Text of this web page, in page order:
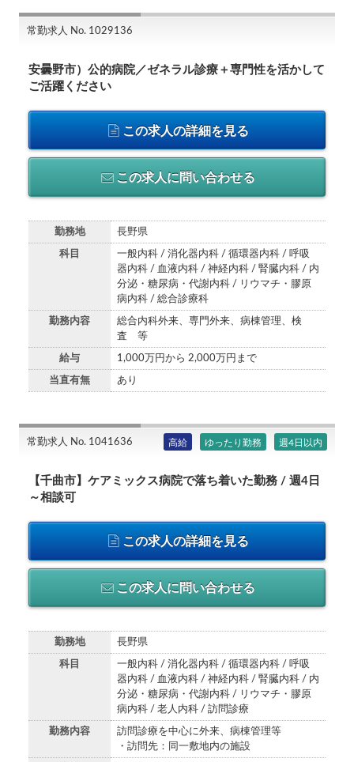
常勤求人 No. 1029136
安曇野市）公的病院／ゼネラル診療＋専門性を活かして
ご活躍ください
この求人の詳細を見る
この求人に問い合わせる
勤務地 長野県
科目
一般内科 / 消化器内科 / 循環器内科 / 呼吸
器内科 / 血液内科 / 神経内科 / 腎臓内科 / 内
分泌・糖尿病・代謝内科 / リウマチ・膠原
病内科 / 総合診療科
勤務内容
総合内科外来、専門外来、病棟管理、検
査 等
給与 1,000万円から 2,000万円まで
当直有無 あり
常勤求人 No. 1041636 高給 ゆったり勤務 週4日以内
【千曲市】ケアミックス病院で落ち着いた勤務 / 週4日
～相談可
この求人の詳細を見る
この求人に問い合わせる
勤務地 長野県
科目
一般内科 / 消化器内科 / 循環器内科 / 呼吸
器内科 / 血液内科 / 神経内科 / 腎臓内科 / 内
分泌・糖尿病・代謝内科 / リウマチ・膠原
病内科 / 老人内科 / 訪問診療
勤務内容
訪問診療を中心に外来、病棟管理等
・訪問先：同一敷地内の施設